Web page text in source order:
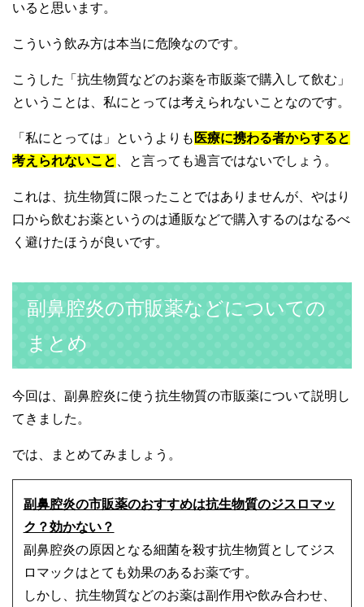
いると思います。
こういう飲み方は本当に危険なのです。
こうした「抗生物質などのお薬を市販薬で購入して飲む」
ということは、私にとっては考えられないことなのです。
「私にとっては」というよりも 医療に携わる者からすると
考えられないこと
、と言っても過言ではないでしょう。
これは、抗生物質に限ったことではありませんが、やはり
口から飲むお薬というのは通販などで購入するのはなるべ
く避けたほうが良いです。
副鼻腔炎の市販薬などについての
まとめ
今回は、副鼻腔炎に使う抗生物質の市販薬について説明し
てきました。
では、まとめてみましょう。
副鼻腔炎の市販薬のおすすめは抗生物質のジスロマッ
ク？効かない？
副鼻腔炎の原因となる細菌を殺す抗生物質としてジス
ロマックはとても効果のあるお薬です。
しかし、抗生物質などのお薬は副作用や飲み合わせ、